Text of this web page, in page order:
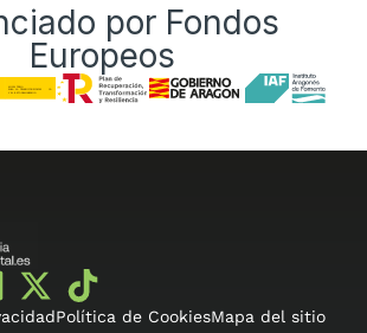
por Fondos
Europeos
Política de CookiesMapa del sitio